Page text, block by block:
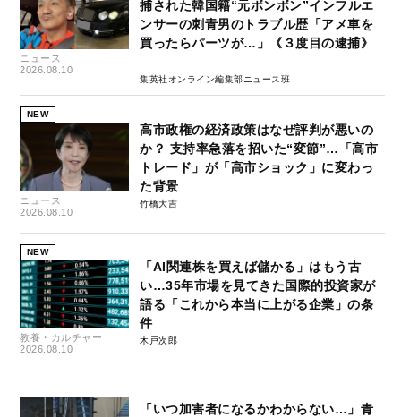
ニュース
2026.08.10
捕された韓国籍“元ボンボン”インフルエ
ンサーの刺青男のトラブル歴「アメ車を
買ったらパーツが…」《３度目の逮捕》
集英社オンライン編集部ニュース班
NEW
ニュース
2026.08.10
高市政権の経済政策はなぜ評判が悪いの
か？ 支持率急落を招いた“変節”…「高市
トレード」が「高市ショック」に変わっ
た背景
竹橋大吉
NEW
教養・カルチャー
2026.08.10
「AI関連株を買えば儲かる」はもう古
い…35年市場を見てきた国際的投資家が
語る「これから本当に上がる企業」の条
件
木戸次郎
「いつ加害者になるかわからない…」青